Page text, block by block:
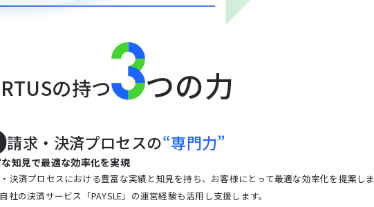
の持つ つの力
請求・決済プロセスの“専門力”
知見で最適な効率化を実現
決済プロセスにおける豊富な実績と知見を持ち、お客様にとって最適な効率化を提案しま
社の決済サービス「PAYSLE」の運営経験も活用し支援します。